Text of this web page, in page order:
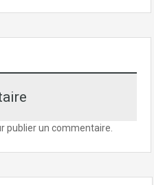
publier un commentaire.